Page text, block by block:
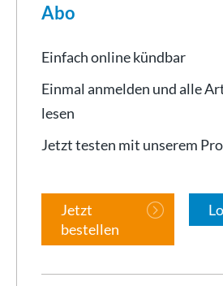
Abo
Einfach online kündbar
Einmal anmelden und alle
lesen
Jetzt testen mit unserem
Jetzt
bestellen